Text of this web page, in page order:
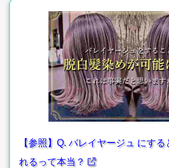
【参照】Q. バレイヤージュ にす
れるって本当？